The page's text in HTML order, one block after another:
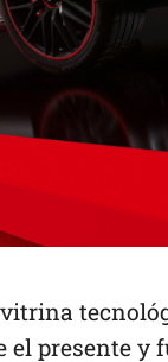
vitrina
presente y